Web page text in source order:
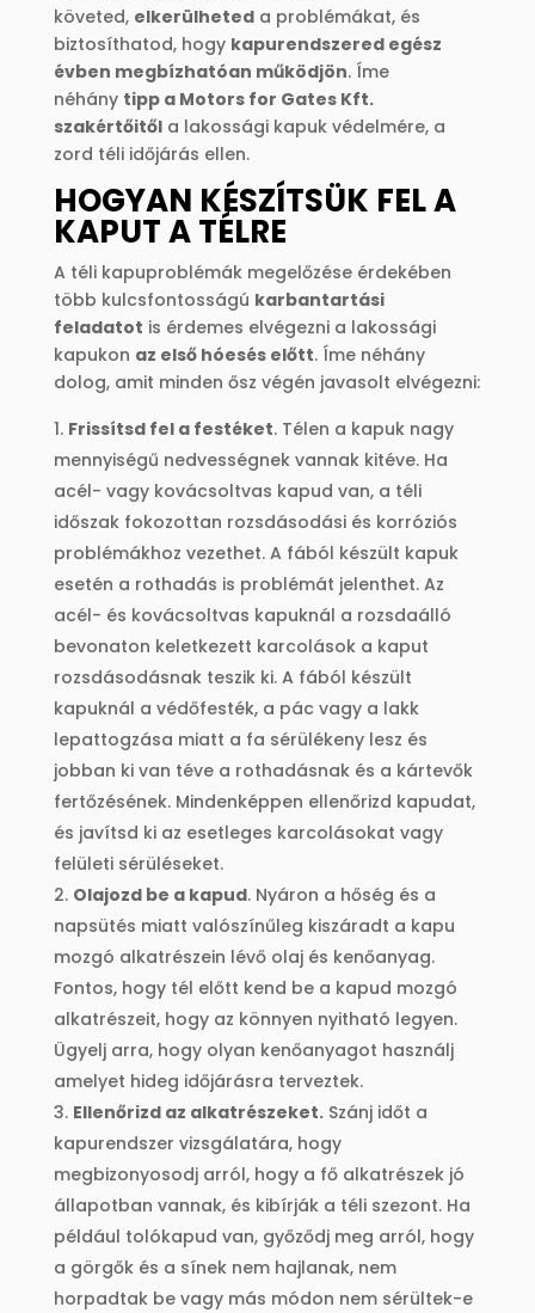
követed, elkerülheteda problémákat, és
biztosíthatod, hogy kapurendszered egész
évben megbízhatóan működjön. Íme
néhány tipp a Motors for Gates Kft.
szakértőitőla lakossági kapuk védelmére, a
zord téli időjárás ellen.
HOGYAN KÉSZÍTSÜK FEL A
KAPUT A TÉLRE
A téli kapuproblémák megelőzése érdekében
több kulcsfontosságú karbantartási
feladatot is érdemes elvégezni a lakossági
kapukon az első hóesés előtt. Íme néhány
dolog, amit minden ősz végén javasolt elvégezni:
Frissítsd fel a festéket. Télen a kapuk nagy
mennyiségű nedvességnek vannak kitéve. Ha
acél- vagy kovácsoltvas kapud van, a téli
időszak fokozottan rozsdásodási és korróziós
problémákhoz vezethet. A fából készült kapuk
esetén a rothadás is problémát jelenthet. Az
acél- és kovácsoltvas kapuknál a rozsdaálló
bevonaton keletkezett karcolások a kaput
rozsdásodásnak teszik ki. A fából készült
kapuknál a védőfesték, a pác vagy a lakk
lepattogzása miatt a fa sérülékeny lesz és
jobban ki van téve a rothadásnak és a kártevők
fertőzésének. Mindenképpen ellenőrizd kapudat,
és javítsd ki az esetleges karcolásokat vagy
felületi sérüléseket.
Olajozd be a kapud. Nyáron a hőség és a
napsütés miatt valószínűleg kiszáradt a kapu
mozgó alkatrészein lévő olaj és kenőanyag.
Fontos, hogy tél előtt kend be a kapud mozgó
alkatrészeit, hogy az könnyen nyitható legyen.
Ügyelj arra, hogy olyan kenőanyagot használj
amelyet hideg időjárásra terveztek.
Ellenőrizd az alkatrészeket.Szánj időt a
kapurendszer vizsgálatára, hogy
megbizonyosodj arról, hogy a fő alkatrészek jó
állapotban vannak, és kibírják a téli szezont. Ha
például tolókapud van, győződj meg arról, hogy
a görgők és a sínek nem hajlanak, nem
horpadtak be vagy más módon nem sérültek-e